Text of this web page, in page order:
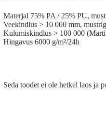
Materjal 75% PA / 25% PU,
Veekindlus > 10 000 mm,
Kulumiskindlus > 100 000
Hingavus 6000 g/m²/24h
Seda toodet ei ole hetkel laos ja